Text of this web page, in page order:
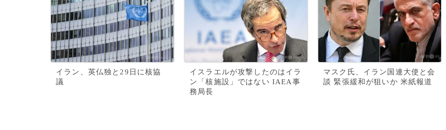
イラン、英仏独と29日に核協
議
イスラエルが攻撃したのはイラ
ン「核施設」ではない IAEA事
務局長
マスク氏、イラン国連大使と会
談 緊張緩和が狙いか 米紙報道